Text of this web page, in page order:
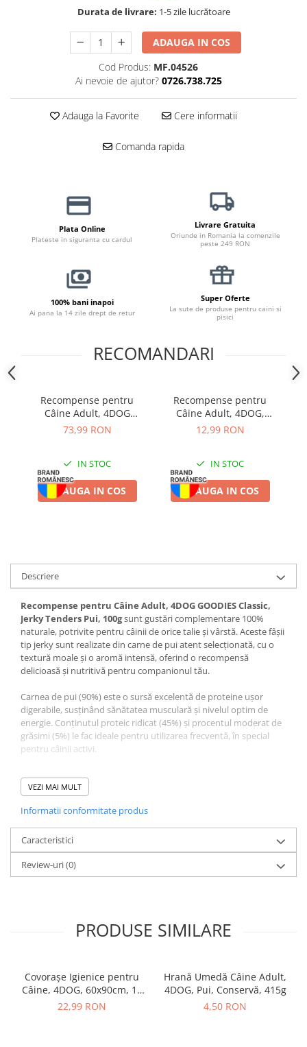
Zgărzi & HamuriDurata de livrare: 1-5 zile lucrătoare
ADAUGA IN COS
Cod Produs: MF.04526
Ai nevoie de ajutor? 0726.738.725
Adauga la Favorite Cere informatii
Comanda rapida
Plata Online
Plateste in siguranta cu cardul
Livrare Gratuita
Oriunde in Romania la comenzile
peste 249 RON
100% bani inapoi
Ai pana la 14 zile drept de retur
Super Oferte
La sute de produse pentru caini si
pisici
RECOMANDARI
Recompense pentru
Câine Adult, 4DOG
GOODIES Classic, Jerky
73,99 RON
IN STOC
ADAUGA IN COS
Recompense pentru
Câine Adult, 4DOG,
Batoane, Piele Răsucită,
12,99 RON
IN STOC
ADAUGA IN COS
Descriere
Recompense pentru Câine Adult, 4DOG GOODIES Classic,
Jerky Tenders Pui, 100gsunt gustări complementare 100%
naturale, potrivite pentru câinii de orice talie și vârstă. Aceste fâșii
tip jerky sunt realizate din carne de pui atent selecționată, cu o
textură moale și o aromă intensă, oferind o recompensă
delicioasă și nutritivă pentru companionul tău.
Carnea de pui (90%) este o sursă excelentă de proteine ușor
digerabile, susținând sănătatea musculară și nivelul optim de
energie. Conținutul proteic ridicat (45%) și procentul moderat de
grăsimi (5%) le fac ideale pentru utilizarea frecventă, în special
pentru câinii activi.
Glicerina (3%) și sorbitolul (2%) ajută la păstrarea prospețimii și a
texturii fără a compromite naturalitatea produsului. Fără aditivi
pentru orice câine.
Compoziție Recompense
pentru Câine Adult, 4DOG
Sorbitol 2%.
Valori analitice:Proteină 45%, Grăsimi 5%, Fibre 1,5%,
Umiditate 18%.
VEZI MAI MULT
Informatii conformitate produs
Caracteristici
Review-uri(0)
PRODUSE SIMILARE
Covorașe Igienice pentru
Câine, 4DOG, 60x90cm, 10
bucăți
22,99 RON
Hrană Umedă Câine Adult,
4DOG, Pui, Conservă, 415g
4,50 RON